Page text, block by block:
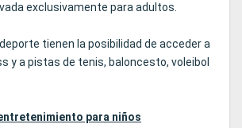
exclusivamente para adultos.
tienen la posibilidad de acceder a
y a pistas de tenis, baloncesto, voleibol
para niños